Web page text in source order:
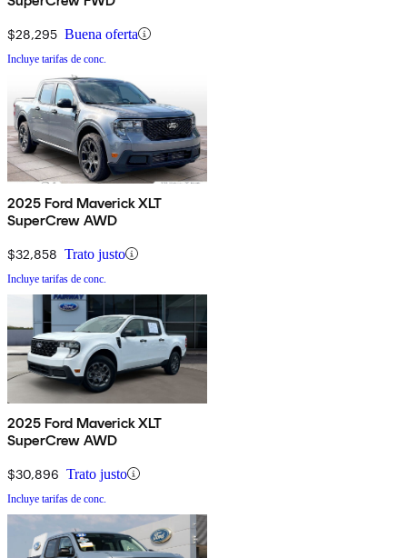
$28,295 Buena oferta
Incluye tarifas de conc.
2025 Ford Maverick XLT
SuperCrew AWD
$32,858 Trato justo
Incluye tarifas de conc.
2025 Ford Maverick XLT
SuperCrew AWD
$30,896 Trato justo
Incluye tarifas de conc.